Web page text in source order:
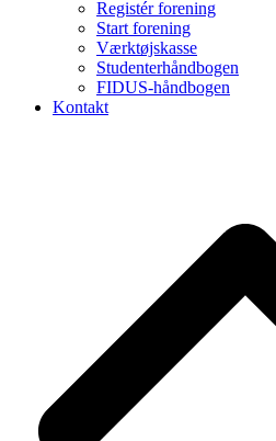
Registér forening
Start forening
Værktøjskasse
Studenterhåndbogen
FIDUS-håndbogen
Kontakt